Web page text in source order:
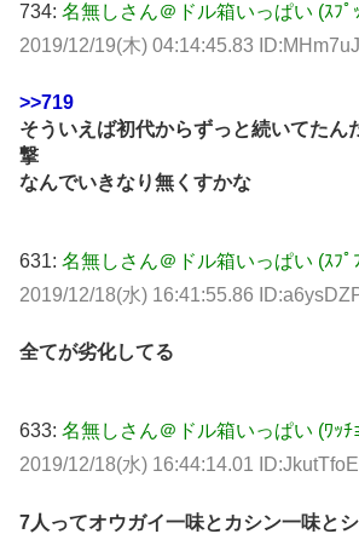
734: 名無しさん＠ドル箱いっぱい (ｽﾌﾟ
2019/12/19(木) 04:14:45.83
>>719
そういえば初代からずっと続いてたん
撃
なんでいきなり無くすかな
631: 名無しさん＠ドル箱いっぱい (ｽﾌﾟ
2019/12/18(水) 16:41:55.86
全てが劣化してる
633: 名無しさん＠ドル箱いっぱい (ﾜｯﾁ
2019/12/18(水) 16:44:14.01
7人ってオウガイ一味とカシン一味と